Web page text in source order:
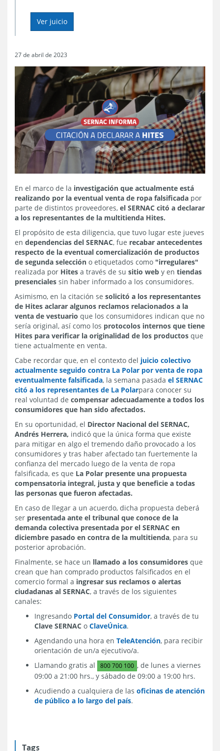
Ver juicio
27 de abril de 2023
En el marco de la investigación que actualmente está
realizando por la eventual venta de ropa falsificada por
parte de distintos proveedores, el SERNAC citó a declarar
a los representantes de la multitienda Hites.
El propósito de esta diligencia, que tuvo lugar este jueves
en dependencias del SERNAC, fue recabar antecedentes
respecto de la eventual comercialización de productos
de segunda selección o etiquetados como "irregulares"
realizada por Hites a través de su sitio web y en tiendas
presenciales sin haber informado a los consumidores.
Asimismo, en la citación se solicitó a los representantes
de Hites aclarar algunos reclamos relacionados a la
venta de vestuario que los consumidores indican que no
sería original, así como los protocolos internos que tiene
Hites para verificar la originalidad de los productos que
tiene actualmente en venta.
Cabe recordar que, en el contexto del juicio colectivo
actualmente seguido contra La Polar por venta de ropa
eventualmente falsificada, la semana pasada el SERNAC
citó a los representantes de La Polarpara conocer su
real voluntad de compensar adecuadamente a todos los
consumidores que han sido afectados.
En su oportunidad, el Director Nacional del SERNAC,
Andrés Herrera, indicó que la única forma que existe
para mitigar en algo el tremendo daño provocado a los
consumidores y tras haber afectado tan fuertemente la
confianza del mercado luego de la venta de ropa
falsificada, es que La Polar presente una propuesta
compensatoria integral, justa y que beneficie a todas
las personas que fueron afectadas.
En caso de llegar a un acuerdo, dicha propuesta deberá
ser presentada ante el tribunal que conoce de la
demanda colectiva presentada por el SERNAC en
diciembre pasado en contra de la multitienda, para su
posterior aprobación.
Finalmente, se hace un llamado a los consumidores que
crean que han comprado productos falsificados en el
comercio formal a ingresar sus reclamos o alertas
ciudadanas al SERNAC, a través de los siguientes
canales:
Ingresando Portal del Consumidor, a través de tu
Clave SERNAC o ClaveÚnica.
Agendando una hora en TeleAtención, para recibir
orientación de un/a ejecutivo/a.
Llamando gratis al
800 700 100 , de lunes a viernes
09:00 a 21:00 hrs., y sábado de 09:00 a 19:00 hrs.
Acudiendo a cualquiera de las oficinas de atención
de público a lo largo del país.
Tags